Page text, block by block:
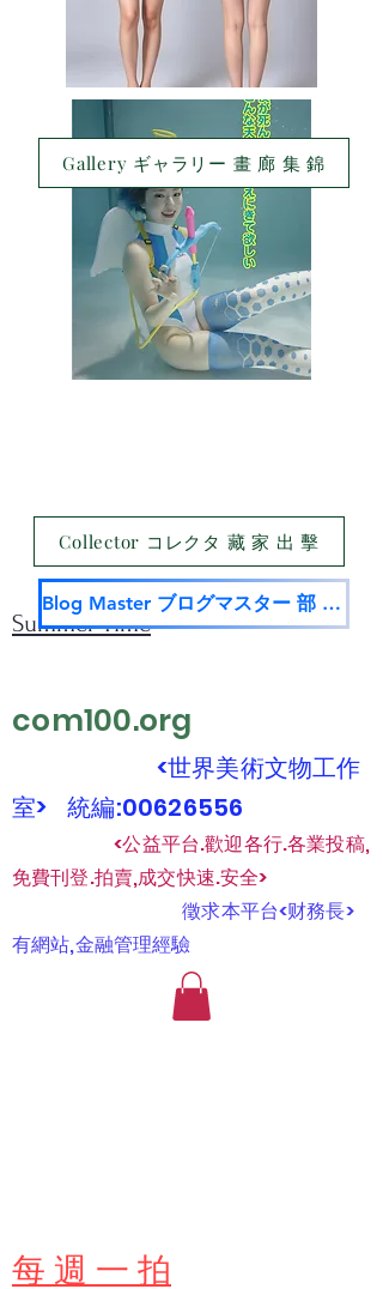
Summer Time
com100.org
<世界美術文物工作
室> 統編:00626556
<公益平台.歡迎各行.各業投稿,
免費刊登.拍賣,成交快速.安全>
​徵求本平台<财務長>
有網站,金融管理經驗
​每 週 一 拍
Gallery ギャラリー 畫 廊 集 錦
Collector コレクタ 藏 家 出 擊
Blog Master ブログマスター 部 落 名 家